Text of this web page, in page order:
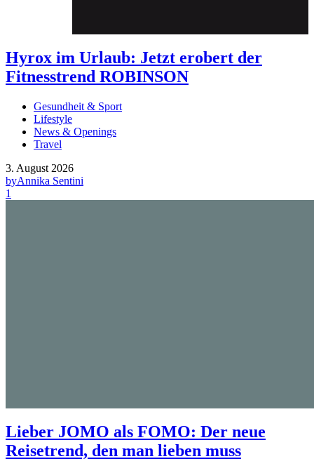
Hyrox im Urlaub: Jetzt erobert der
Fitnesstrend ROBINSON
Gesundheit & Sport
Lifestyle
News & Openings
Travel
3. August 2026
byAnnika Sentini
1
Lieber JOMO als FOMO: Der neue
Reisetrend, den man lieben muss